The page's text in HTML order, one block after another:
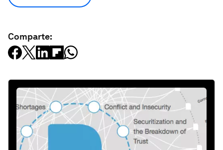
Comparte: